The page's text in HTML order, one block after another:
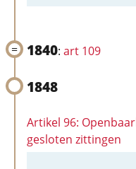
1840: art 109
1848
Artikel 96:
gesloten zittingen